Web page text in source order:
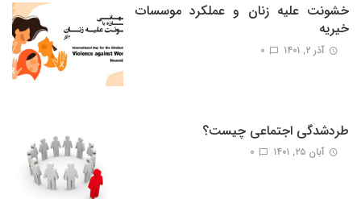
خشونت علیه زنان و عملکرد موسسات
خیریه
آذر ۲, ۱۴۰۱ 0
طردشدگی اجتماعی چیست؟
آبان ۲۵, ۱۴۰۱ 0